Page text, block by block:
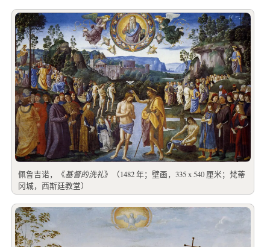
佩鲁吉诺，《基督的洗礼》（1482 年；壁画，335 x 540 厘米；梵蒂
冈城，西斯廷教堂）